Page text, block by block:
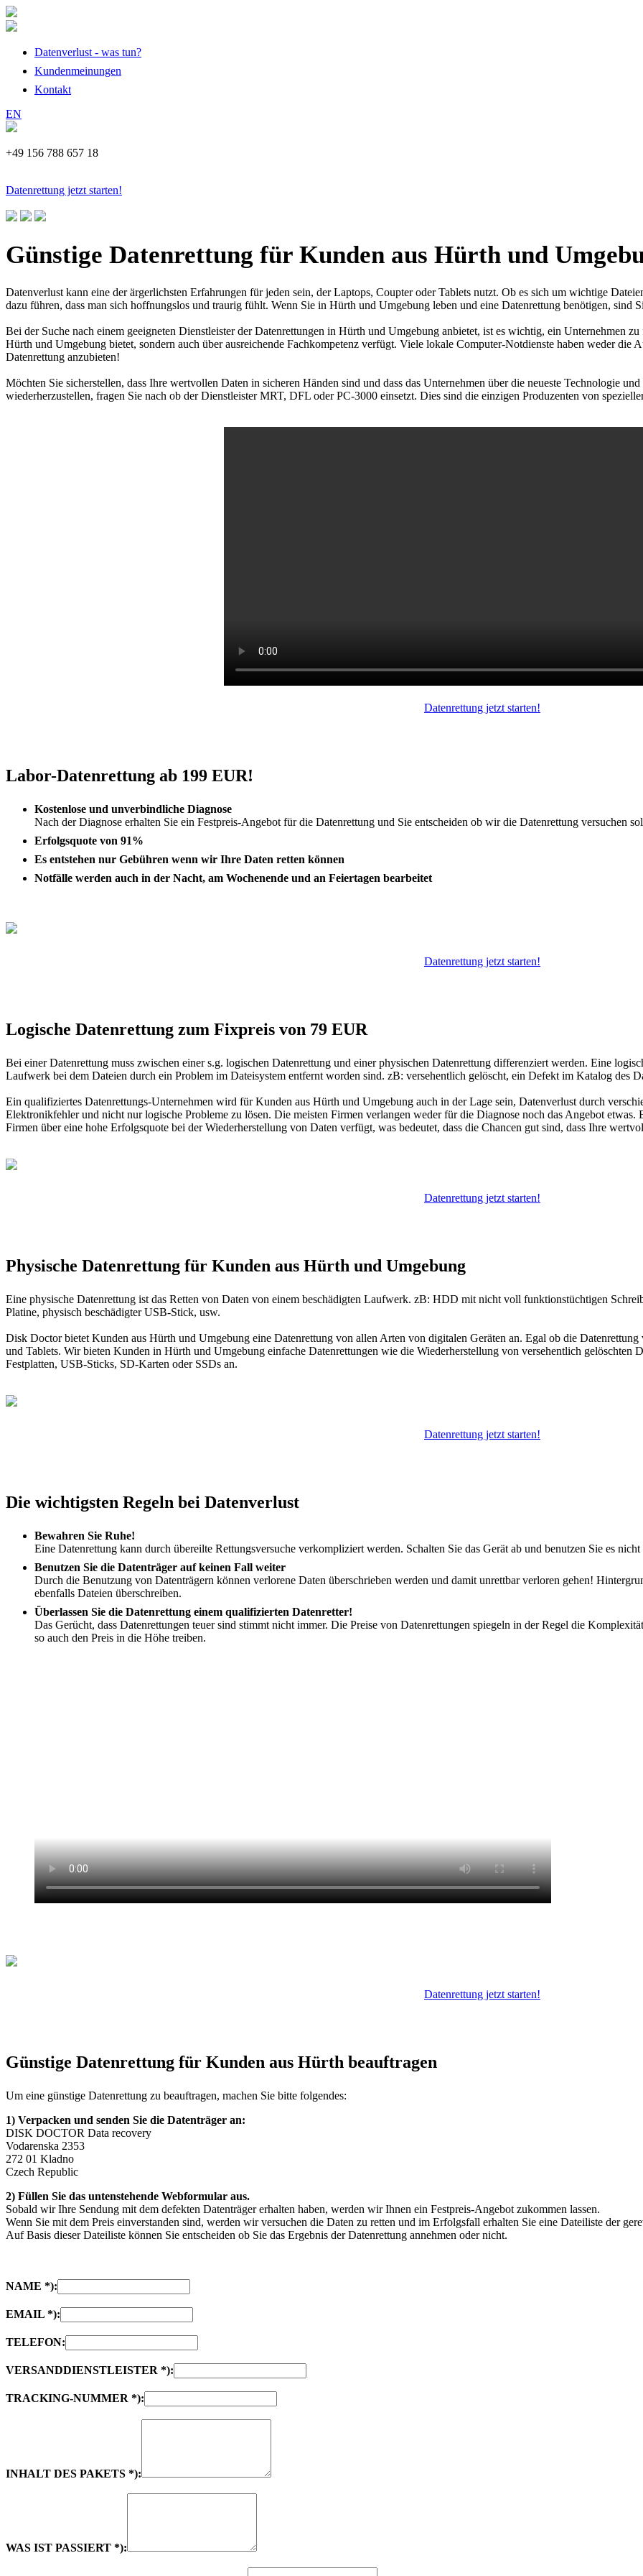
Datenverlust - was tun?
Kundenmeinungen
Kontakt
EN
+49 156 788 657 18
Datenrettung jetzt starten!
Günstige Datenrettung für Kunden aus Hürth und
Datenverlust kann eine der ärgerlichsten Erfahrungen für jeden sein, der Laptops, Coupter oder Tablets nutzt. Ob es sich um wichtige
dazu führen, dass man sich hoffnungslos und traurig fühlt. Wenn Sie in Hürth und Umgebung leben und eine Datenrettung benötigen, sind
Bei der Suche nach einem geeigneten Dienstleister der Datenrettungen in Hürth und Umgebung anbietet, ist es wichtig, ein Unternehmen
Hürth und Umgebung bietet, sondern auch über ausreichende Fachkompetenz verfügt. Viele lokale Computer-Notdienste haben weder die
Datenrettung anzubieten!
Möchten Sie sicherstellen, dass Ihre wertvollen Daten in sicheren Händen sind und dass das Unternehmen über die neueste Technologie
wiederherzustellen, fragen Sie nach ob der Dienstleister MRT, DFL oder PC-3000 einsetzt. Dies sind die einzigen Produzenten von
Datenrettung jetzt starten!
Labor-Datenrettung ab 199 EUR!
Kostenlose und unverbindliche Diagnose
Nach der Diagnose erhalten Sie ein Festpreis-Angebot für die Datenrettung und Sie entscheiden ob wir die Datenrettung versuchen
Erfolgsquote von 91%
Es entstehen nur Gebühren wenn wir Ihre Daten retten können
Notfälle werden auch in der Nacht, am Wochenende und an Feiertagen bearbeitet
Datenrettung jetzt starten!
Logische Datenrettung zum Fixpreis von 79 EUR
Bei einer Datenrettung muss zwischen einer s.g. logischen Datenrettung und einer physischen Datenrettung differenziert werden. Eine
Laufwerk bei dem Dateien durch ein Problem im Dateisystem entfernt worden sind. zB: versehentlich gelöscht, ein Defekt im Katalog des
Ein qualifiziertes Datenrettungs-Unternehmen wird für Kunden aus Hürth und Umgebung auch in der Lage sein, Datenverlust durch
Elektronikfehler und nicht nur logische Probleme zu lösen. Die meisten Firmen verlangen weder für die Diagnose noch das Angebot etwas.
Firmen über eine hohe Erfolgsquote bei der Wiederherstellung von Daten verfügt, was bedeutet, dass die Chancen gut sind, dass Ihre
Datenrettung jetzt starten!
Physische Datenrettung für Kunden aus Hürth und Umgebung
Eine physische Datenrettung ist das Retten von Daten von einem beschädigten Laufwerk. zB: HDD mit nicht voll funktionstüchtigen
Platine, physisch beschädigter USB-Stick, usw.
Disk Doctor bietet Kunden aus Hürth und Umgebung eine Datenrettung von allen Arten von digitalen Geräten an. Egal ob die
und Tablets. Wir bieten Kunden in Hürth und Umgebung einfache Datenrettungen wie die Wiederherstellung von versehentlich gelöschten
Festplatten, USB-Sticks, SD-Karten oder SSDs an.
Datenrettung jetzt starten!
Die wichtigsten Regeln bei Datenverlust
Bewahren Sie Ruhe!
Eine Datenrettung kann durch übereilte Rettungsversuche verkompliziert werden. Schalten Sie das Gerät ab und benutzen Sie es
Benutzen Sie die Datenträger auf keinen Fall weiter
Durch die Benutzung von Datenträgern können verlorene Daten überschrieben werden und damit unrettbar verloren gehen!
ebenfalls Dateien überschreiben.
Überlassen Sie die Datenrettung einem qualifizierten Datenretter!
Das Gerücht, dass Datenrettungen teuer sind stimmt nicht immer. Die Preise von Datenrettungen spiegeln in der Regel die
so auch den Preis in die Höhe treiben.
Datenrettung jetzt starten!
Günstige Datenrettung für Kunden aus Hürth beauftragen
Um eine günstige Datenrettung zu beauftragen, machen Sie bitte folgendes:
1) Verpacken und senden Sie die Datenträger an:
DISK DOCTOR Data recovery
Vodarenska 2353
272 01 Kladno
Czech Republic
2) Füllen Sie das untenstehende Webformular aus.
Sobald wir Ihre Sendung mit dem defekten Datenträger erhalten haben, werden wir Ihnen ein Festpreis-Angebot zukommen lassen.
Wenn Sie mit dem Preis einverstanden sind, werden wir versuchen die Daten zu retten und im Erfolgsfall erhalten Sie eine Dateiliste der
Auf Basis dieser Dateiliste können Sie entscheiden ob Sie das Ergebnis der Datenrettung annehmen oder nicht.
NAME *):
EMAIL *):
TELEFON:
VERSANDDIENSTLEISTER *):
TRACKING-NUMMER *):
INHALT DES PAKETS *):
WAS IST PASSIERT *):